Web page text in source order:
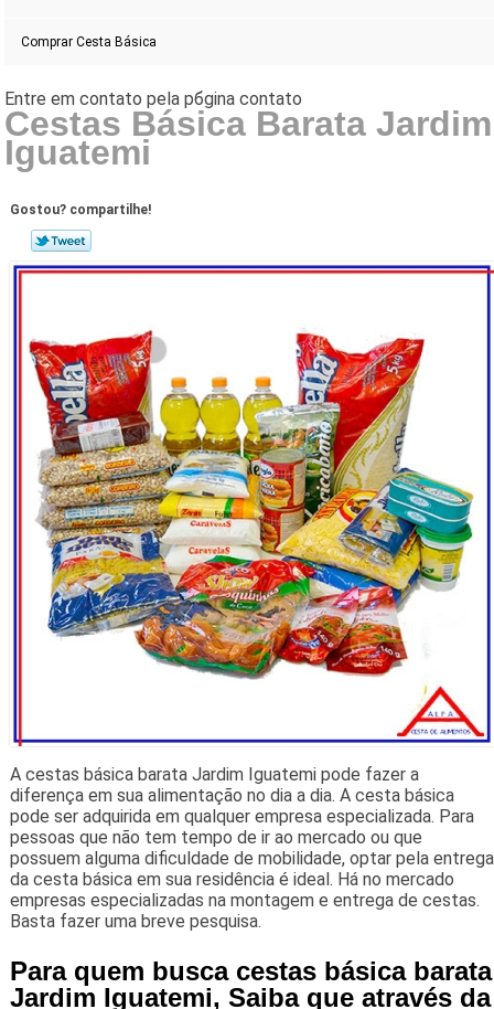
Comprar Cesta Básica
Cestas Básica Barata Jardim
Iguatemi
Gostou? compartilhe!
A cestas básica barata Jardim Iguatemi pode fazer a
diferença em sua alimentação no dia a dia. A cesta básica
pode ser adquirida em qualquer empresa especializada. Para
pessoas que não tem tempo de ir ao mercado ou que
possuem alguma dificuldade de mobilidade, optar pela entrega
da cesta básica em sua residência é ideal. Há no mercado
empresas especializadas na montagem e entrega de cestas.
Basta fazer uma breve pesquisa.
Para quem busca cestas básica barata
Jardim Iguatemi, Saiba que através da